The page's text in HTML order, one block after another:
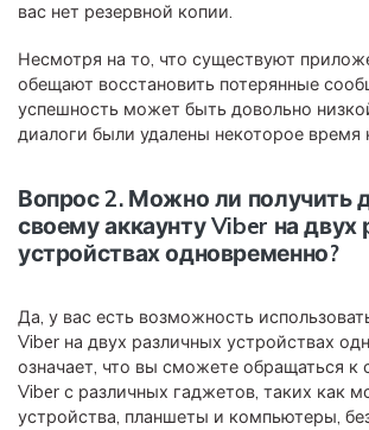
вас нет резервной копии.
Несмотря на то, что существуют
обещают восстановить потерянные
успешность может быть довольно
диалоги были удалены некоторое время
Вопрос 2. Можно ли получить
своему аккаунту Viber на двух
устройствах одновременно?
Да, у вас есть возможность
Viber на двух различных устройствах
означает, что вы сможете обращаться к
Viber с различных гаджетов, таких как
устройства, планшеты и компьютеры,